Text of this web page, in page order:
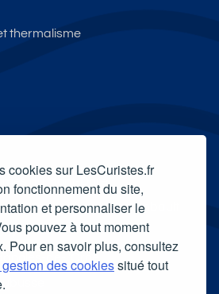
cookies sur LesCuristes.fr
fonctionnement du site,
et personnaliser le
pouvez à tout moment
Pour en savoir plus, consultez
des cookiessitué tout
thermalisme
de Bourbon l'Archambault
de-l'Orne